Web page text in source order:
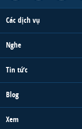
Các dịch vụ
Nghe
Tin tức
Blog
Xem